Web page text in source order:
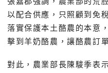
以配合供應，只照顧到免
落實保護本土酪農的本意
擊到羊奶酪農，讓酪農訂
對此，農業部長陳駿季表